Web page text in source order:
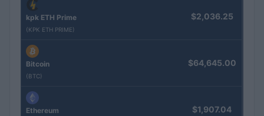
kpk ETH Prime
(KPK ETH PRIME)
$2,036.25
Bitcoin
(BTC)
$64,645.00
Ethereum $1,907.04